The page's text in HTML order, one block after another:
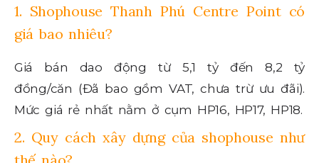
1. Shophouse Thanh Phú Centre Point có
giá bao nhiêu?
Giá bán dao động từ 5,1 tỷ đến 8,2 tỷ
đồng/căn (Đã bao gồm VAT, chưa trừ ưu đãi).
Mức giá rẻ nhất nằm ở cụm HP16, HP17, HP18.
2. Quy cách xây dựng của shophouse như